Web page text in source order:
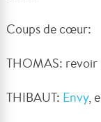
Coups de cœur:
THOMAS: revoir
THIBAUT: Envy,